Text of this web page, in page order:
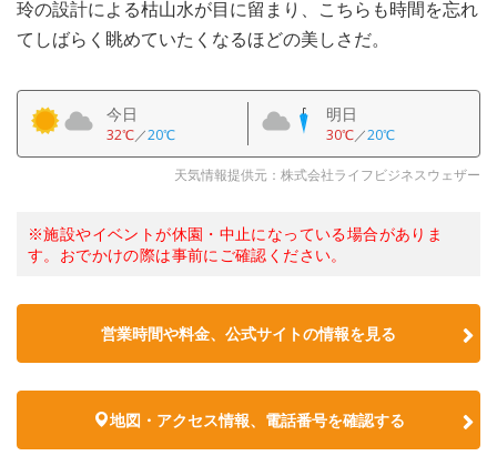
玲の設計による枯山水が目に留まり、こちらも時間を忘れ
てしばらく眺めていたくなるほどの美しさだ。
今日
32℃／20℃
明日
30℃／20℃
天気情報提供元：株式会社ライフビジネスウェザー
※施設やイベントが休園・中止になっている場合がありま
す。おでかけの際は事前にご確認ください。
営業時間や料金、公式サイトの情報を見る
地図・アクセス情報、電話番号を確認する